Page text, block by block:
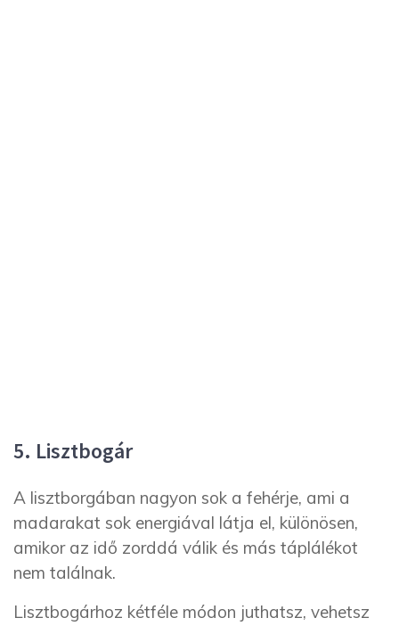
5. Lisztbogár
A lisztborgában nagyon sok a fehérje, ami a
madarakat sok energiával látja el, különösen,
amikor az idő zorddá válik és más táplálékot
nem találnak.
Lisztbogárhoz kétféle módon juthatsz, vehetsz